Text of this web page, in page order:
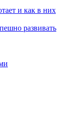
и как в них
развивать